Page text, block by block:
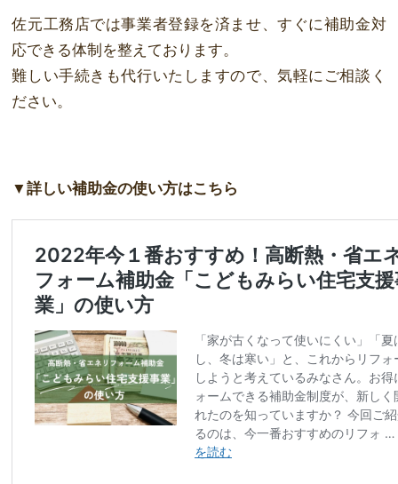
佐元工務店では事業者登録を済ませ、すぐに補助金対
応できる体制を整えております。
難しい手続きも代行いたしますので、気軽にご相談く
ださい。
▼詳しい補助金の使い方はこちら